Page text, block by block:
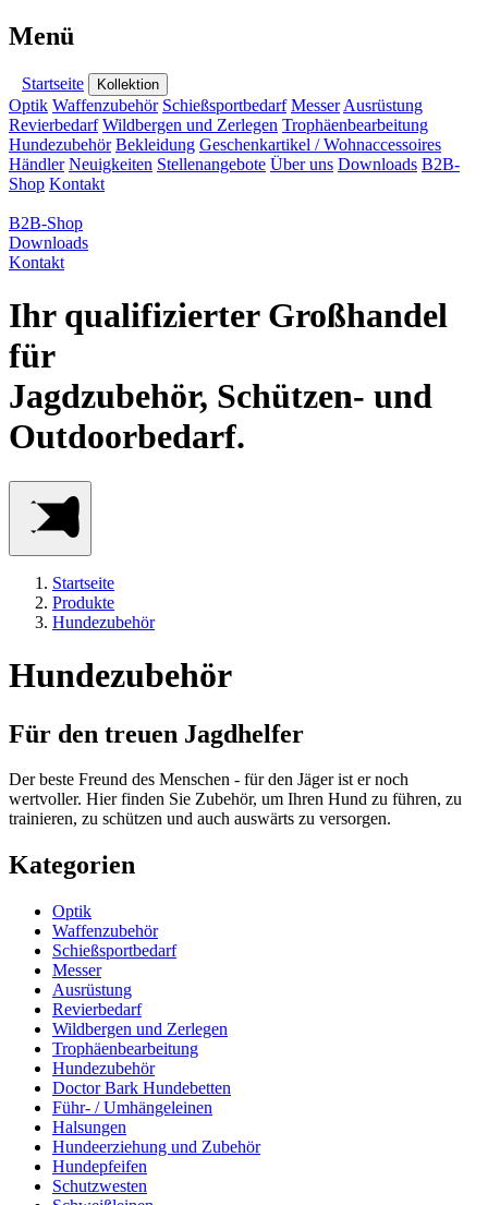
Menü
Startseite Kollektion
Optik Waffenzubehör Schießsportbedarf Messer Ausrüstung
Revierbedarf Wildbergen und Zerlegen Trophäenbearbeitung
Hundezubehör Bekleidung Geschenkartikel / Wohnaccessoires
Händler Neuigkeiten Stellenangebote Über uns Downloads B2B-
Shop Kontakt
B2B-Shop
Downloads
Kontakt
Ihr qualifizierter Großhandel
für
Jagdzubehör, Schützen- und
Outdoorbedarf.
Startseite
Produkte
Hundezubehör
Hundezubehör
Für den treuen Jagdhelfer
Der beste Freund des Menschen - für den Jäger ist er noch
wertvoller. Hier finden Sie Zubehör, um Ihren Hund zu führen, zu
trainieren, zu schützen und auch auswärts zu versorgen.
Kategorien
Optik
Waffenzubehör
Schießsportbedarf
Messer
Ausrüstung
Revierbedarf
Wildbergen und Zerlegen
Trophäenbearbeitung
Hundezubehör
Doctor Bark Hundebetten
Führ- / Umhängeleinen
Halsungen
Hundeerziehung und Zubehör
Hundepfeifen
Schutzwesten